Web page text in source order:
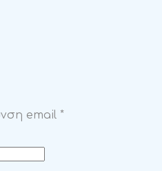
email *Απαιτείται